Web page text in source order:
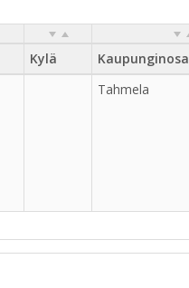
Kylä Kaupunginosa
Tahmela